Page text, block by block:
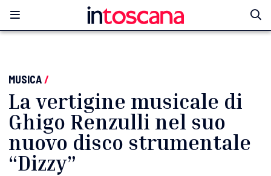
MUSICA/
La vertigine musicale di
Ghigo Renzulli nel suo
nuovo disco strumentale
“Dizzy”